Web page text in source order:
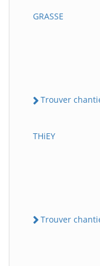
GRASSE
Trouver
THiEY
Trouver